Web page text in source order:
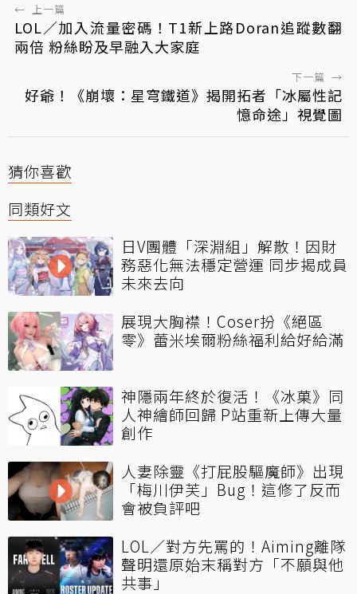
← 上一篇
LOL／加入流量密碼！T1新上路Doran追蹤數翻
兩倍 粉絲盼及早融入大家庭
下一篇 →
好爺！《崩壞：星穹鐵道》揭開拓者「冰屬性記
憶命途」視覺圖
猜你喜歡
同類好文
日V團體「深淵組」解散！因財
務惡化無法穩定營運 同步揭成員
未來去向
展現大胸襟！Coser扮《絕區
零》蕾米埃爾粉絲福利給好給滿
神隱兩年終於復活！《冰菓》同
人神繪師回歸 P站重新上傳大量
創作
人妻除靈《打屁股驅魔師》出現
「梅川伊芙」Bug！這修了反而
會被負評吧
LOL／對方先罵的！Aiming離隊
聲明還原始末稱對方「不願與他
共事」